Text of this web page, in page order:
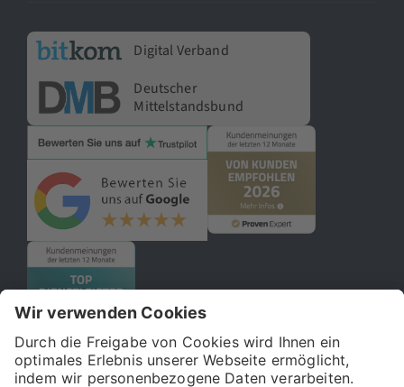
Digital Verband
Deutscher
Mittelstandsbund